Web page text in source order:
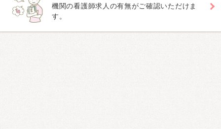
機関の看護師求人の有無がご確認いただけま
す。